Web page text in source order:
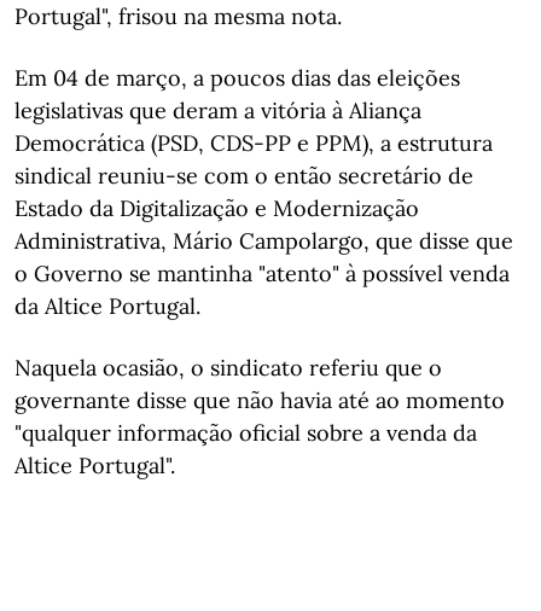
Portugal", frisou na mesma nota.
Em 04 de março, a poucos dias das eleições
legislativas que deram a vitória à Aliança
Democrática (PSD, CDS-PP e PPM), a estrutura
sindical reuniu-se com o então secretário de
Estado da Digitalização e Modernização
Administrativa, Mário Campolargo, que disse que
o Governo se mantinha "atento" à possível venda
da Altice Portugal.
Naquela ocasião, o sindicato referiu que o
governante disse que não havia até ao momento
"qualquer informação oficial sobre a venda da
Altice Portugal".